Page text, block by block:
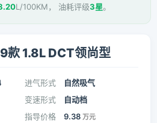
L/100KM， 油耗评级3星。
款 1.8L DCT领尚型
进气形式
自然吸气
变速形式
自动档
指导价格 9.38 万元